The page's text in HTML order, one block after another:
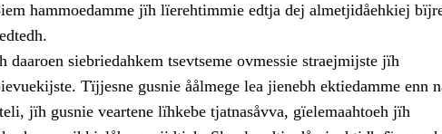
hammoedamme jïh lïerehtimmie edtja dej almetjidåehkiej
siebriedahkem tsevtseme ovmessie straejmijste jïh
Tïjjesne gusnie åålmege lea jienebh ektiedamme enn
jïh gusnie veartene lïhkebe tjatnasåvva, gïelemaahtoeh jïh